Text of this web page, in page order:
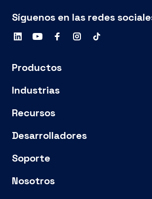
Síguenos en las redes
Productos
Industrias
Recursos
Desarrolladores
Soporte
Nosotros